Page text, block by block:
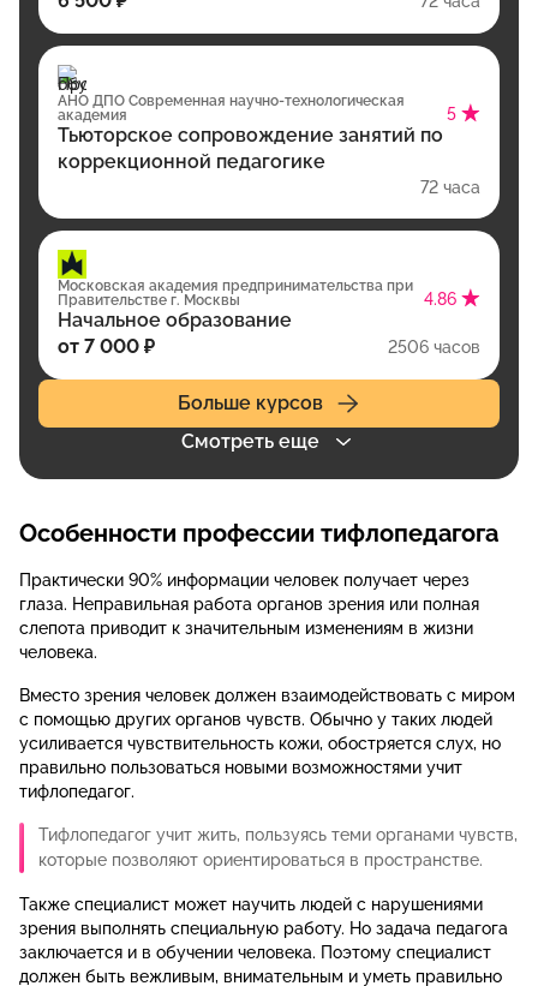
АНО ДПО Современная научно-технологическая
академия
5
Тьюторское сопровождение занятий по
коррекционной педагогике
72 часа
Московская академия предпринимательства при
Правительстве г. Москвы
4.86
Начальное образование
от 7 000 ₽
2506 часов
Больше курсов
Смотреть еще
Особенности профессии тифлопедагога
Практически 90% информации человек получает через
глаза. Неправильная работа органов зрения или полная
слепота приводит к значительным изменениям в жизни
человека.
Вместо зрения человек должен взаимодействовать с миром
с помощью других органов чувств. Обычно у таких людей
усиливается чувствительность кожи, обостряется слух, но
правильно пользоваться новыми возможностями учит
тифлопедагог.
Тифлопедагог учит жить, пользуясь теми органами чувств,
которые позволяют ориентироваться в пространстве.
Также специалист может научить людей с нарушениями
зрения выполнять специальную работу. Но задача педагога
заключается и в обучении человека. Поэтому специалист
должен быть вежливым, внимательным и уметь правильно